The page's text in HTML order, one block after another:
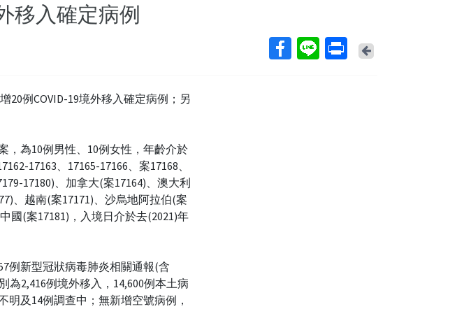
移入確定病例
Back
20例COVID-19境外移入確定病例；另
，為10例男性、10例女性，年齡介於
17163、17165-17166、案17168、
17180)、加拿大(案17164)、澳大利
、越南(案17171)、沙烏地阿拉伯(案
國(案17181)，入境日介於去(2021)年
例新型冠狀病毒肺炎相關通報(含
為2,416例境外移入，14,600例本土病
明及14例調查中；無新增空號病例，